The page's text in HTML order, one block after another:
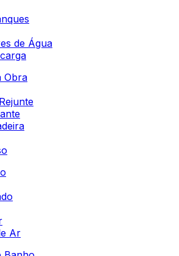
de Água
Obra
Ar